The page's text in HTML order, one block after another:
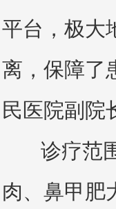
平台，极大
离，保障了
民医院副院
诊疗范围
肉、鼻甲肥